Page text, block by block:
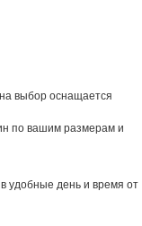
выбор оснащается
по вашим размерам и
удобные день и время от